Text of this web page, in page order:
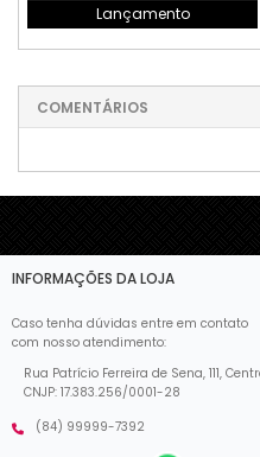
Lançamento
COMENTÁRIOS
INFORMAÇÕES DA LOJA
Caso tenha dúvidas entre em contato
com nosso atendimento:
Rua Patrício Ferreira de Sena, 111,
CNJP: 17.383.256/0001-28
(84) 99999-7392